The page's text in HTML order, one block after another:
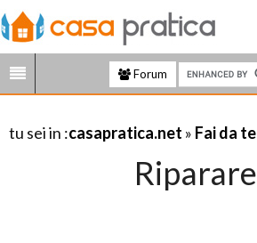
Forum
tu sei in :casapratica.net » Fai da te
Riparare